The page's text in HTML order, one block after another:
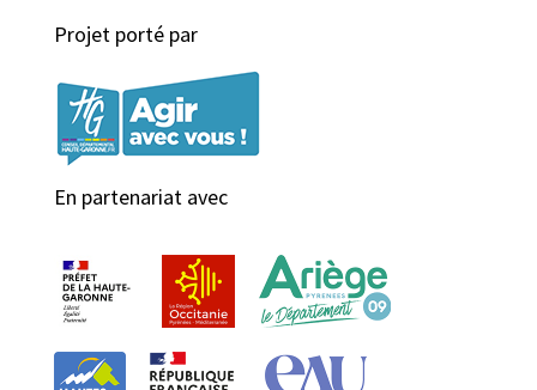
Projet porté par
En partenariat avec